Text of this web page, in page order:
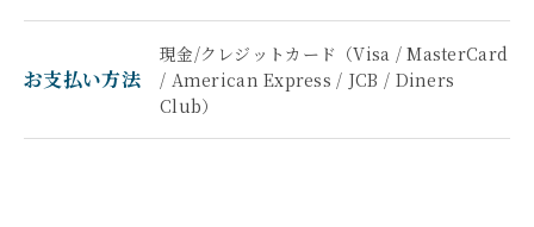
お支払い方法
現金/クレジットカード（Visa / MasterCard
/ American Express / JCB / Diners
Club）